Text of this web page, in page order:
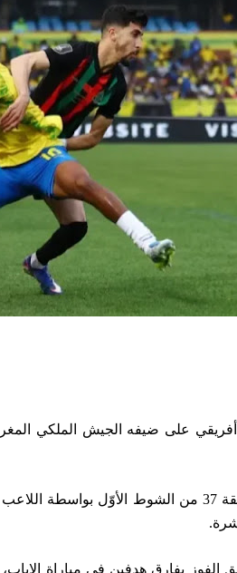
وجاء هدف اللقاء الوحيد في الدقيقة 37 من